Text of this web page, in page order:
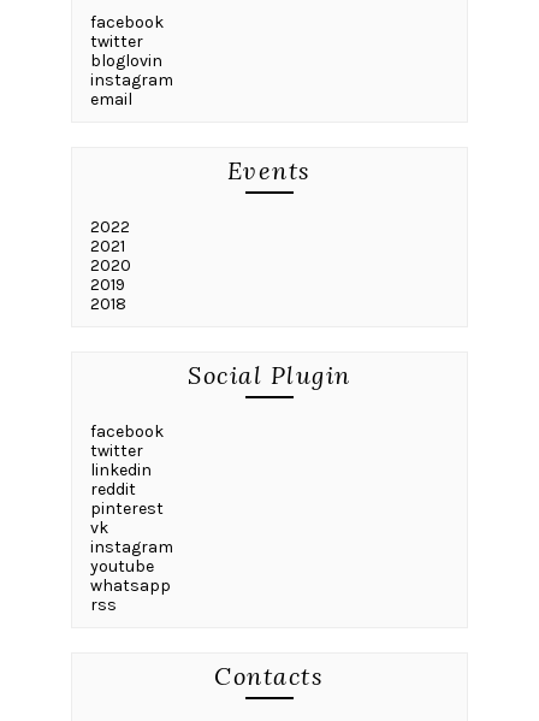
facebook
twitter
bloglovin
instagram
email
Events
2022
2021
2020
2019
2018
Social Plugin
facebook
twitter
linkedin
reddit
pinterest
vk
instagram
youtube
whatsapp
rss
Contacts